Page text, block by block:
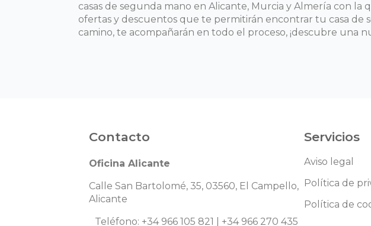
casas de segunda mano en Alicante, Murcia y Almería con
ofertas y descuentos que te permitirán encontrar tu casa de
camino, te acompañarán en todo el proceso, ¡descubre una
Contacto
Oficina Alicante
Calle San Bartolomé, 35, 03560, El Campello,
Alicante
Teléfono: +34 966 105 821 | +34 966 270 435
Servicios
Aviso legal
Política de
Política de